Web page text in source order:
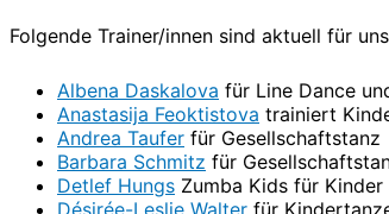
Folgende Trainer/innen sind aktuell für
Albena Daskalova für Line Dance
Anastasija Feoktistova trainiert
Andrea Taufer für Gesellschaftstanz
Barbara Schmitz für
Detlef Hungs Zumba Kids für
Désirée-Leslie Walter für